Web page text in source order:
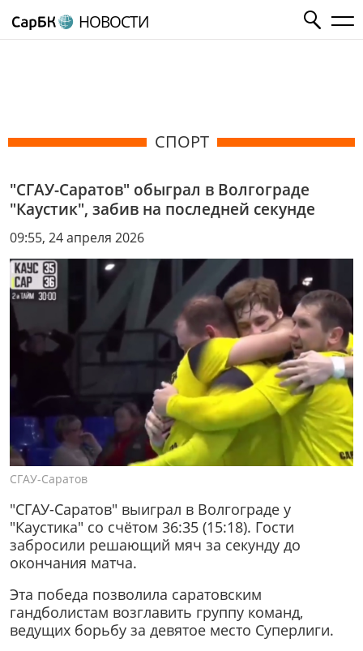
НОВОСТИ
СПОРТ
"СГАУ-Саратов" обыграл в Волгограде
"Каустик", забив на последней секунде
09:55, 24 апреля 2026
СГАУ-Саратов
"СГАУ-Саратов" выиграл в Волгограде у
"Каустика" со счётом 36:35 (15:18). Гости
забросили решающий мяч за секунду до
окончания матча.
Эта победа позволила саратовским
гандболистам возглавить группу команд,
ведущих борьбу за девятое место Суперлиги.